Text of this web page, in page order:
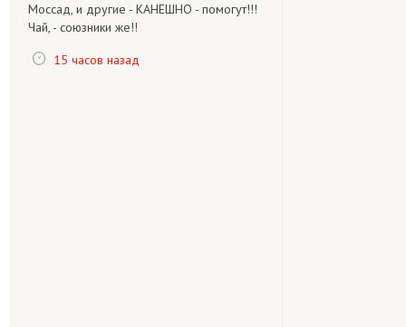
Моссад, и другие - КАНЕШНО - помогут!!!
Чай, - союзники же!!
15 часов назад